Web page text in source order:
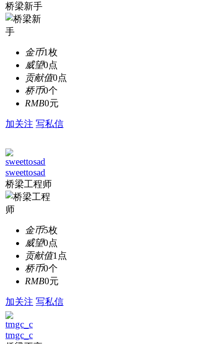
桥梁新手
金币1枚
威望0点
贡献值0点
桥币0个
RMB0元
加关注 写私信
sweettosad
桥梁工程师
金币5枚
威望0点
贡献值1点
桥币0个
RMB0元
加关注 写私信
tmgc_c